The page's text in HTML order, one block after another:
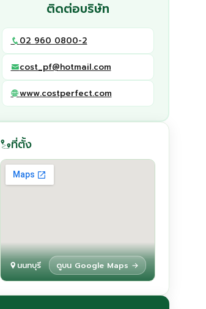
ติดต่อบริษัท
02 960 0800-2
cost_pf@hotmail.com
www.costperfect.com
ที่ตั้ง
นนทบุรี ดูบน Google Maps →